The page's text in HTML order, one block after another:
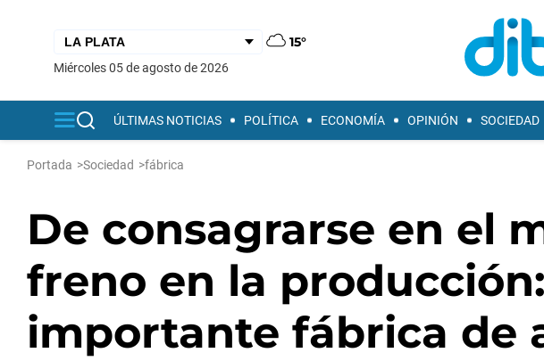
15°
miércoles 05 de agosto de 2026
ÚLTIMAS NOTICIAS POLÍTICA ECONOMÍA OPINIÓN SOCIEDAD
Portada >Sociedad >fábrica
De consagrarse en el
freno en la
importante fábrica de